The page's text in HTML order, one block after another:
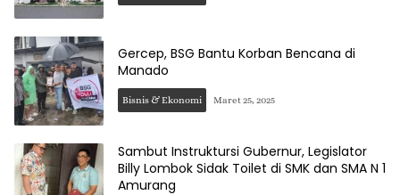
Gercep, BSG Bantu Korban Bencana di
Manado
Bisnis & Ekonomi Maret 25, 2025
Sambut Instruktursi Gubernur, Legislator
Billy Lombok Sidak Toilet di SMK dan SMA N 1
Amurang